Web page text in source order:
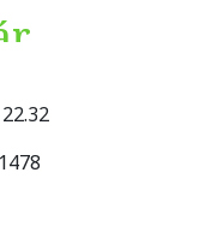
22.32
1478